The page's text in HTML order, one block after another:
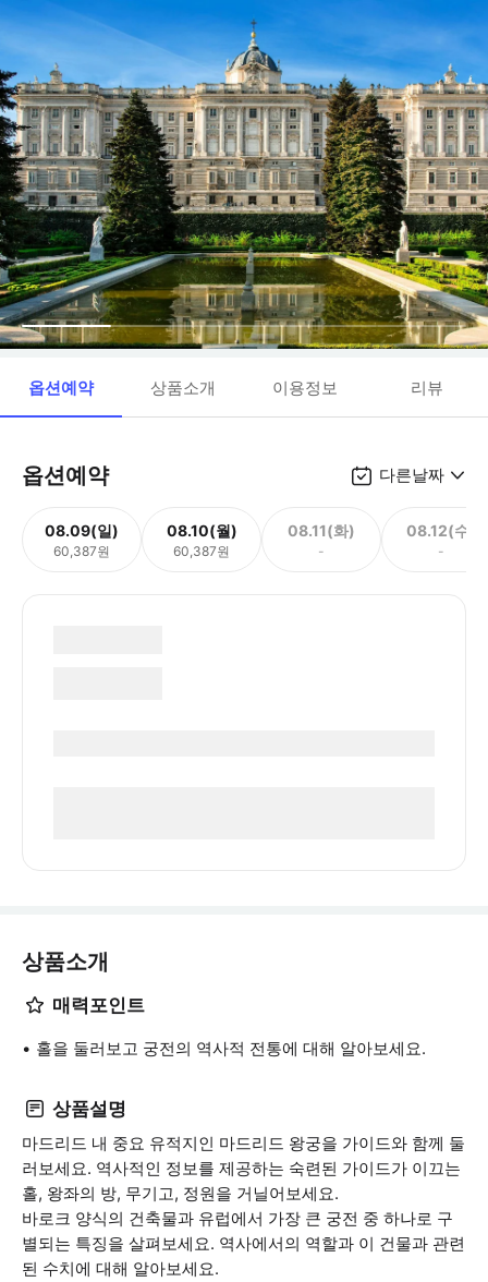
옵션예약 상품소개 이용정보 리뷰
옵션예약 다른날짜
08.09(일)
60,387원
08.10(월)
60,387원
08.11(화)
-
08.12(수)
-
상품소개
매력포인트
홀을 둘러보고 궁전의 역사적 전통에 대해 알아보세요.
상품설명
마드리드 내 중요 유적지인 마드리드 왕궁을 가이드와 함께 둘
러보세요. 역사적인 정보를 제공하는 숙련된 가이드가 이끄는
홀, 왕좌의 방, 무기고, 정원을 거닐어보세요.
바로크 양식의 건축물과 유럽에서 가장 큰 궁전 중 하나로 구
별되는 특징을 살펴보세요. 역사에서의 역할과 이 건물과 관련
된 수치에 대해 알아보세요.